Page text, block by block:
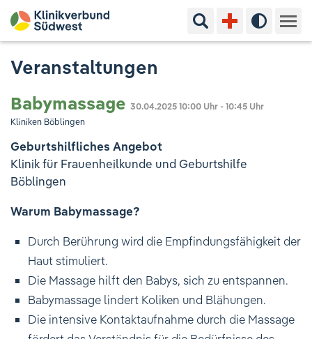
Suchbegriff eingeben
Hoher
Kliniken & Experten
Ihr Aufenthalt
Ausbildung & Studium
Jobs & Karriere
Der Klinikverbund Südwest
Standorte & Kontakt Aktuelles
Veranstaltungen
Ihre Meinung ist uns wichtig!
Veranstaltungen
Babymassage 30.04.202510:00 Uhr - 10:45 Uhr
Kliniken Böblingen
Geburtshilfliches Angebot
Klinik für Frauenheilkunde und Geburtshilfe
Böblingen
Warum Babymassage?
Durch Berührung wird die Empfindungsfähigkeit der
Haut stimuliert.
Die Massage hilft den Babys, sich zu entspannen.
Babymassage lindert Koliken und Blähungen.
Die intensive Kontaktaufnahme durch die Massage